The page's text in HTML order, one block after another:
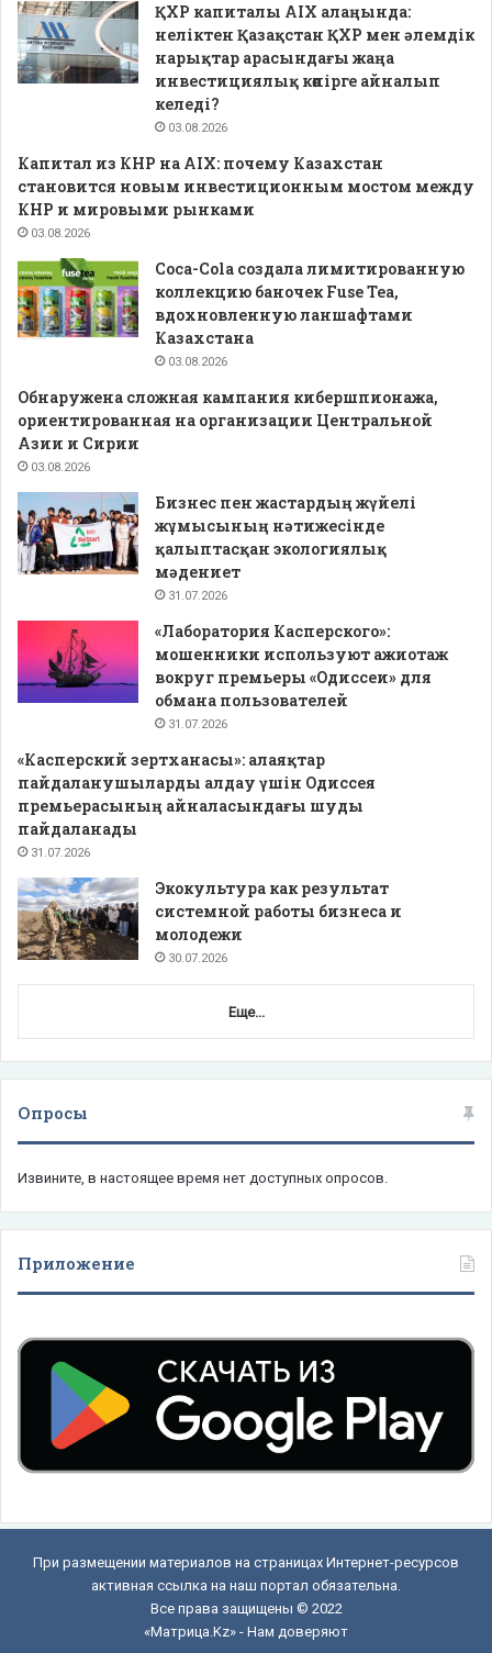
ҚХР капиталы AIX алаңында:
неліктен Қазақстан ҚХР мен әлемдік
нарықтар арасындағы жаңа
инвестициялық көпірге айналып
келеді?
03.08.2026
Капитал из КНР на AIX: почему Казахстан
становится новым инвестиционным мостом между
КНР и мировыми рынками
03.08.2026
Coca-Cola создала лимитированную
коллекцию баночек Fuse Tea,
вдохновленную ланшафтами
Казахстана
03.08.2026
Обнаружена сложная кампания кибершпионажа,
ориентированная на организации Центральной
Азии и Сирии
03.08.2026
Бизнес пен жастардың жүйелі
жұмысының нәтижесінде
қалыптасқан экологиялық
мәдениет
31.07.2026
«Лаборатория Касперского»:
мошенники используют ажиотаж
вокруг премьеры «Одиссеи» для
обмана пользователей
31.07.2026
«Касперский зертханасы»: алаяқтар
пайдаланушыларды алдау үшін Одиссея
премьерасының айналасындағы шуды
пайдаланады
31.07.2026
Экокультура как результат
системной работы бизнеса и
молодежи
30.07.2026
Еще...
Опросы
Извините, в настоящее время нет доступных опросов.
Приложение
При размещении материалов на страницах Интернет-ресурсов
активная ссылка на наш портал обязательна.
Все права защищены © 2022
«Матрица.Kz» - Нам доверяют